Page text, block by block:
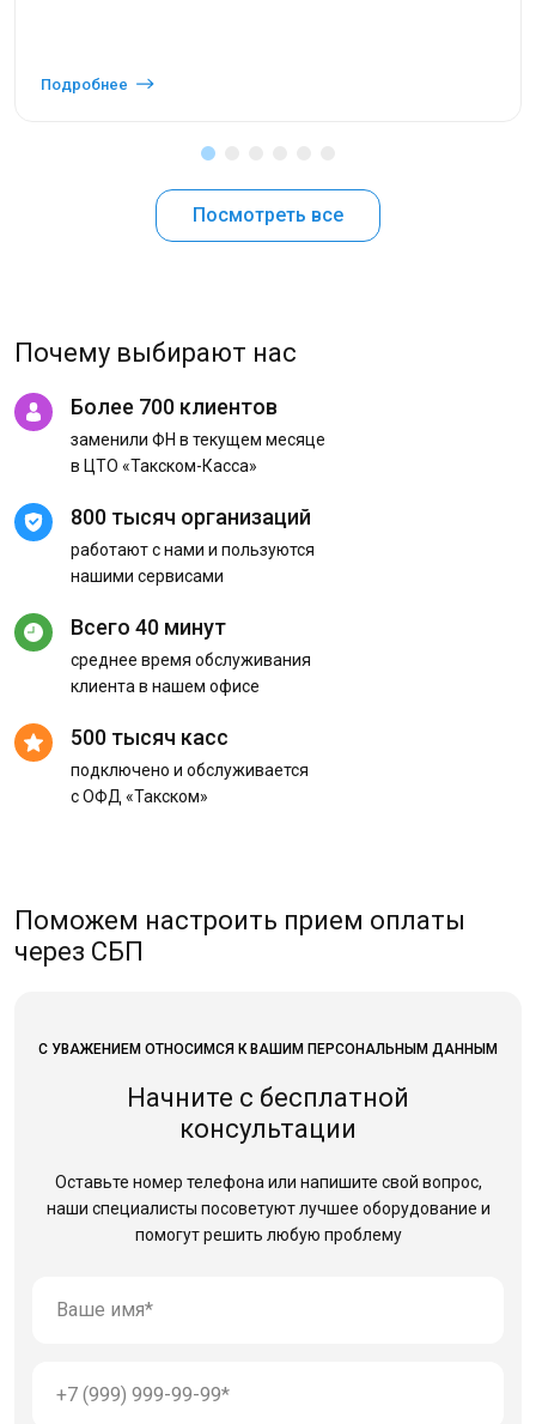
Подробнее
Посмотреть все
Почему выбирают нас
Более 700 клиентов
заменили ФН в текущем месяце
в ЦТО «Такском-Касса»
800 тысяч организаций
работают с нами и пользуются
нашими сервисами
Всего 40 минут
среднее время обслуживания
клиента в нашем офисе
500 тысяч касс
подключено и обслуживается
с ОФД «Такском»
Поможем настроить прием оплаты
через СБП
С УВАЖЕНИЕМ ОТНОСИМСЯ К ВАШИМ ПЕРСОНАЛЬНЫМ ДАННЫМ
Начните с бесплатной
консультации
Оставьте номер телефона или напишите свой вопрос,
наши специалисты посоветуют лучшее оборудование и
помогут решить любую проблему